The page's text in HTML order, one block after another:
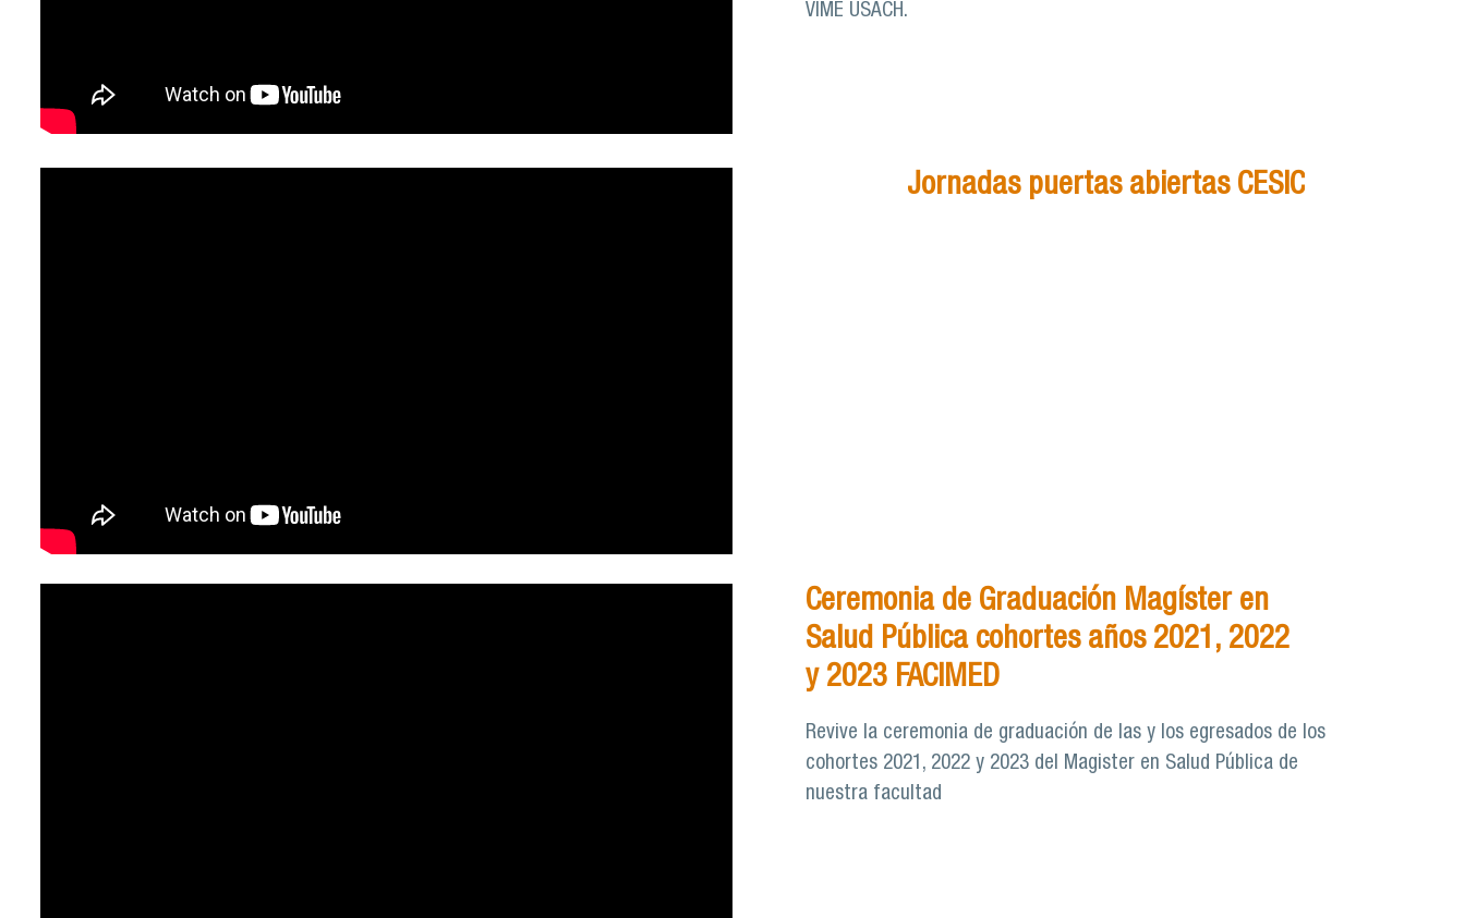
VIME USACH.
Jornadas puertas abiertas CESIC
Ceremonia de Graduación Magíster en
Salud Pública cohortes años 2021, 2022
y 2023 FACIMED
Revive la ceremonia de graduación de las y los egresados de los
cohortes 2021, 2022 y 2023 del Magister en Salud Pública de
nuestra facultad